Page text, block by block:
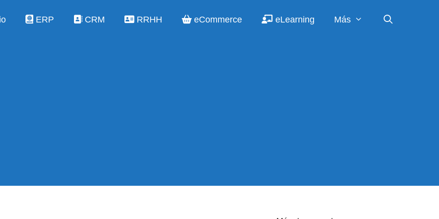
ERP CRM RRHH eCommerce eLearning Más